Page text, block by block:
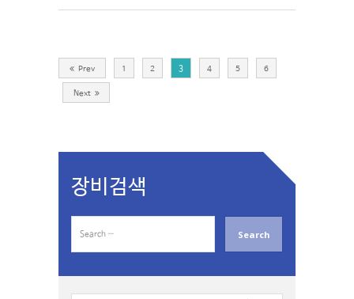
Prev 1 2 3 4 5 6
Next
장비검색
a